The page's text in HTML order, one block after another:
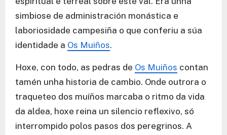
simbiose de administración monástica e
laboriosidade campesiña o que conferiu a súa
identidade a Os Muiños.
Hoxe, con todo, as pedras de Os Muiños contan
tamén unha historia de cambio. Onde outrora o
traqueteo dos muíños marcaba o ritmo da vida
da aldea, hoxe reina un silencio reflexivo, só
interrompido polos pasos dos peregrinos. A